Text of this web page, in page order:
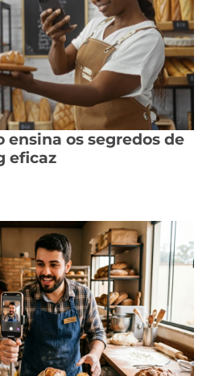
ensina os segredos de
eficaz